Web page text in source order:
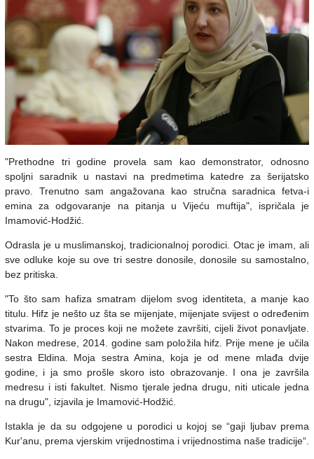
"Prethodne tri godine provela sam kao demonstrator, odnosno
spoljni saradnik u nastavi na predmetima katedre za šerijatsko
pravo. Trenutno sam angažovana kao stručna saradnica fetva-i
emina za odgovaranje na pitanja u Vijeću muftija", ispričala je
Imamović-Hodžić.
Odrasla je u muslimanskoj, tradicionalnoj porodici. Otac je imam, ali
sve odluke koje su ove tri sestre donosile, donosile su samostalno,
bez pritiska.
"To što sam hafiza smatram dijelom svog identiteta, a manje kao
titulu. Hifz je nešto uz šta se mijenjate, mijenjate svijest o određenim
stvarima. To je proces koji ne možete završiti, cijeli život ponavljate.
Nakon medrese, 2014. godine sam položila hifz. Prije mene je učila
sestra Eldina. Moja sestra Amina, koja je od mene mlađa dvije
godine, i ja smo prošle skoro isto obrazovanje. I ona je završila
medresu i isti fakultet. Nismo tjerale jedna drugu, niti uticale jedna
na drugu", izjavila je Imamović-Hodžić.
Istakla je da su odgojene u porodici u kojoj se “gaji ljubav prema
Kur'anu, prema vjerskim vrijednostima i vrijednostima naše tradicije“.